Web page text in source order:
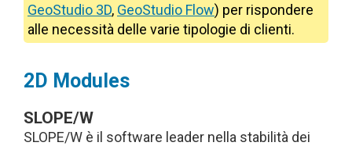
GeoStudio 3D, GeoStudio Flow) per rispondere
alle necessità delle varie tipologie di clienti.
2D Modules
SLOPE/W
SLOPE/W è il software leader nella stabilità dei